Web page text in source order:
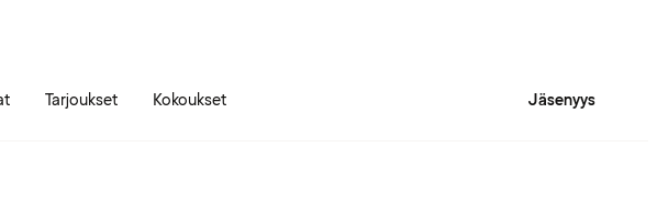
Tarjoukset Kokoukset Jäsenyys